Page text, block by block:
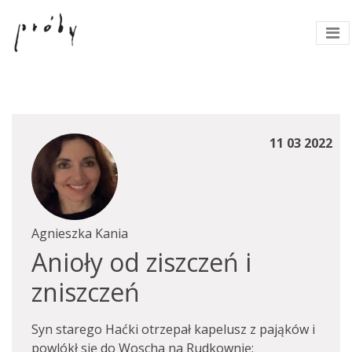
11 03 2022
Agnieszka Kania
Anioły od ziszczeń i
zniszczeń
Syn starego Haćki otrzepał kapelusz z pająków i
powlókł się do Woscha na Rudkownię: